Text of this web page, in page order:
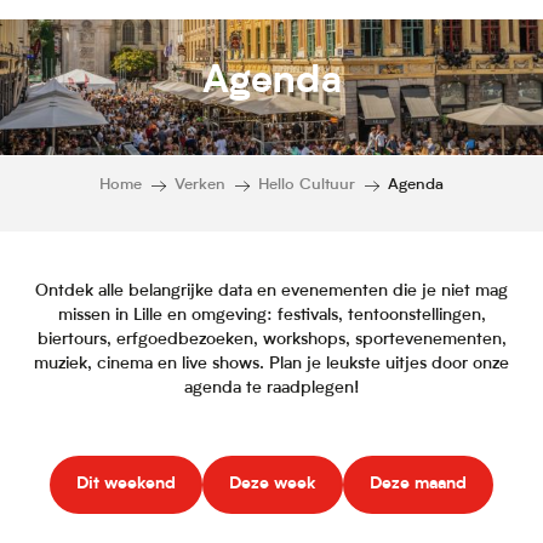
Agenda
Home Verken Hello Cultuur Agenda
Ontdek alle belangrijke data en evenementen die je niet mag
missen in Lille en omgeving: festivals, tentoonstellingen,
biertours, erfgoedbezoeken, workshops, sportevenementen,
muziek, cinema en live shows. Plan je leukste uitjes door onze
agenda te raadplegen!
Dit weekend Deze week Deze maand